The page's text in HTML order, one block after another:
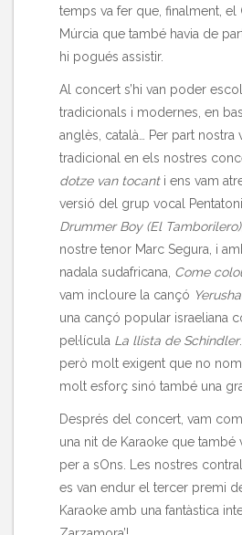
temps va fer que, finalment, el
Múrcia que també havia de
hi pogués assistir.
Al concert s’hi van poder
tradicionals i modernes, en
anglès, català… Per part nostra
tradicional en els nostres
dotze van tocanti ens vam
versió del grup vocal
Drummer Boy (El
nostre tenor Marc Segura, i
nadala sudafricana, Come
vam incloure la cançó
una cançó popular israeliana
pel·lícula La llista de Schindler
però molt exigent que no
molt esforç sinó també una
Després del concert, vam
una nit de Karaoke que també
per a sOns. Les nostres
es van endur el tercer premi
Karaoke amb una fantàstica